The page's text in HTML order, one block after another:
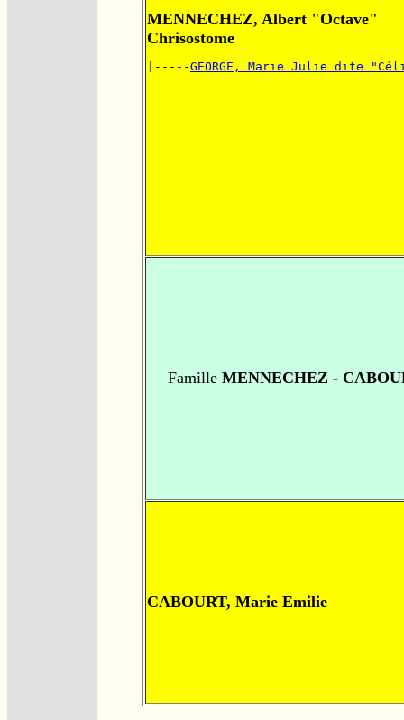
MENNECHEZ, Albert "Octave"
Chrisostome
|-----GEORGE, Marie Julie dite
FamilleMENNECHEZ -
CABOURT, Marie Emilie